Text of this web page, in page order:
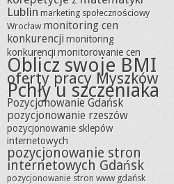
Lublin marketing społecznościowy
Wrocław monitoring cen
konkurencjimonitoring
konkurencjimonitorowanie cen
Oblicz swoje BMI
oferty pracy Myszków
Pchły u szczeniaka
Pozycjonowanie Gdańsk
pozycjonowanie rzeszów
pozycjonowanie sklepów
internetowych
pozycjonowanie stron
internetowych Gdańsk
pozycjonowanie stron www gdańsk